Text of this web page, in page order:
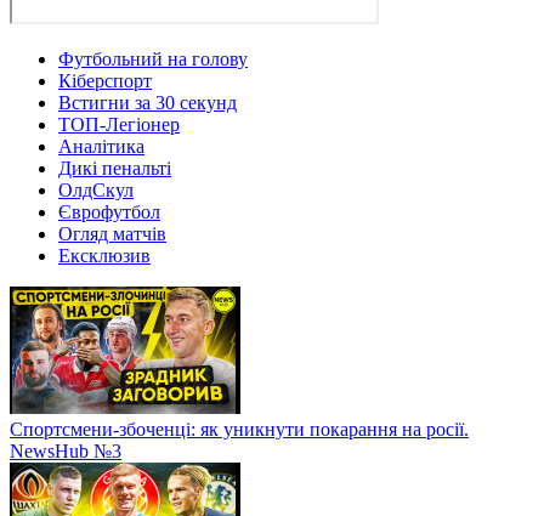
Футбольний на голову
Кіберспорт
Встигни за 30 секунд
ТОП-Легіонер
Аналітика
Дикі пенальті
ОлдСкул
Єврофутбол
Огляд матчів
Ексклюзив
Спортсмени-збоченці: як уникнути покарання на росії.
NewsHub №3